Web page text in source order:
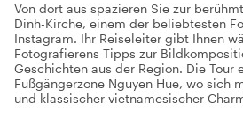
Von dort aus spazieren Sie zur
Dinh-Kirche, einem der beliebtesten
Instagram. Ihr Reiseleiter gibt Ihnen
Fotografierens Tipps zur
Geschichten aus der Region. Die Tour
Fußgängerzone Nguyen Hue, wo sich
und klassischer vietnamesischer